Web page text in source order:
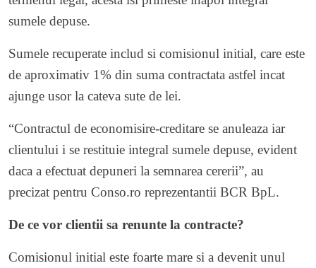
sumele depuse.
Sumele recuperate includ si comisionul initial, care este
de aproximativ 1% din suma contractata astfel incat
ajunge usor la cateva sute de lei.
“Contractul de economisire-creditare se anuleaza iar
clientului i se restituie integral sumele depuse, evident
daca a efectuat depuneri la semnarea cererii”, au
precizat pentru Conso.ro reprezentantii BCR BpL.
De ce vor clientii sa renunte la contracte?
Comisionul initial este foarte mare si a devenit unul